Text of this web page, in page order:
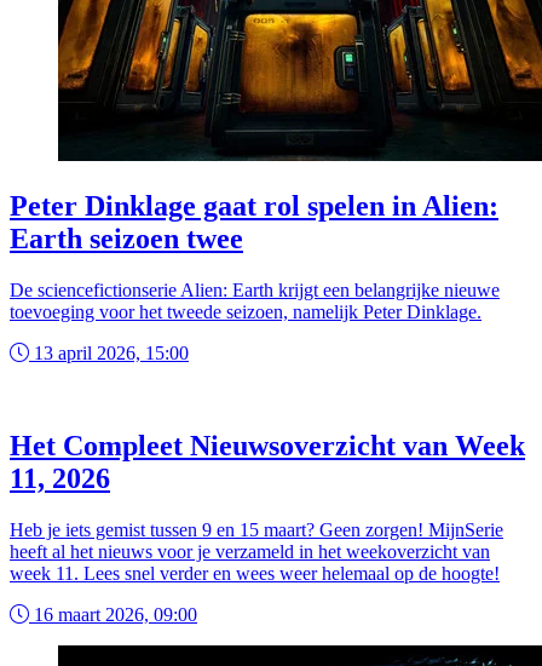
Peter Dinklage gaat rol spelen in Alien:
Earth seizoen twee
De sciencefictionserie Alien: Earth krijgt een belangrijke nieuwe
toevoeging voor het tweede seizoen, namelijk Peter Dinklage.
13 april 2026, 15:00
Het Compleet Nieuwsoverzicht van Week
11, 2026
Heb je iets gemist tussen 9 en 15 maart? Geen zorgen! MijnSerie
heeft al het nieuws voor je verzameld in het weekoverzicht van
week 11. Lees snel verder en wees weer helemaal op de hoogte!
16 maart 2026, 09:00